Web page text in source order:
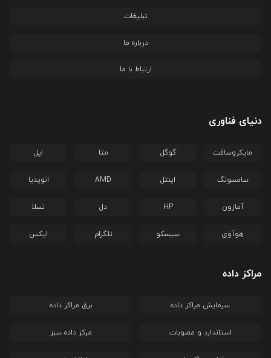
تبلیغات
درباره ما
ارتباط با ما
دنیای فناوری
مایکروسافت گوگل متا اپل
سامسونگ اینتل AMD انویدیا
آمازون HP دل تسلا
هوآوی سیسکو تلگرام ایکس
مراکز داده
سرمایش مراکز داده برق مراکز داده
استاندارد و مصوبات مرکز داده سبز